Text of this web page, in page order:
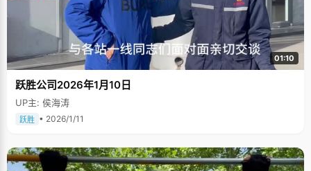
01:10
跃胜公司2026年1月10日
UP主: 侯海涛
跃胜 • 2026/1/11